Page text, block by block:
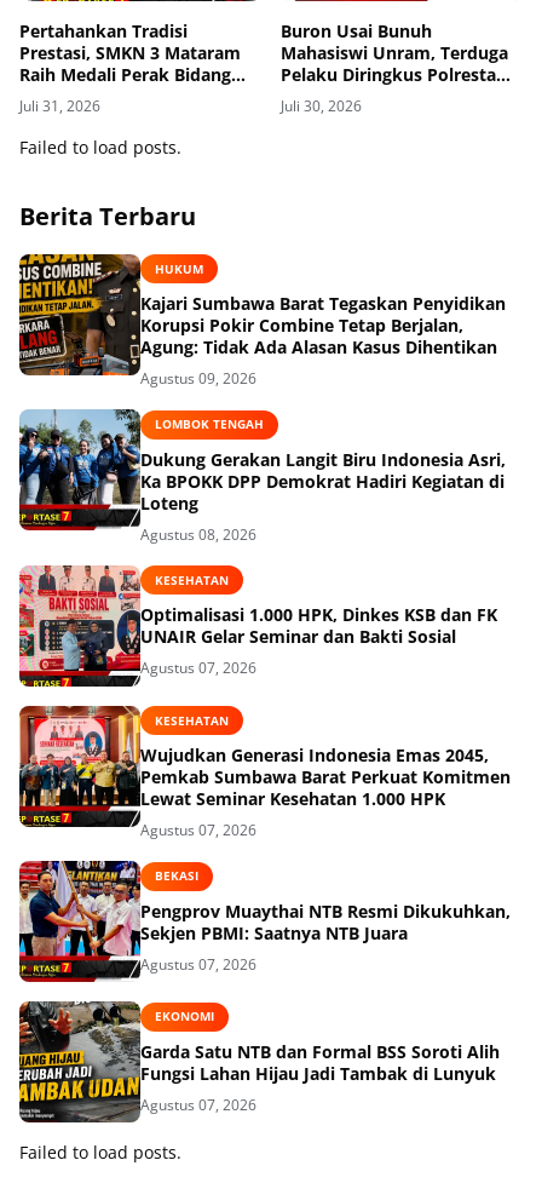
Pertahankan Tradisi
Prestasi, SMKN 3 Mataram
Raih Medali Perak Bidang
Robotics di LKS Tingkat
Provinsi 2026
Juli 31, 2026
Buron Usai Bunuh
Mahasiswi Unram, Terduga
Pelaku Diringkus Polresta
Mataram di Gomong
Juli 30, 2026
Failed to load posts.
Berita Terbaru
HUKUM
Kajari Sumbawa Barat Tegaskan Penyidikan
Korupsi Pokir Combine Tetap Berjalan,
Agung: Tidak Ada Alasan Kasus Dihentikan
Agustus 09, 2026
LOMBOK TENGAH
Dukung Gerakan Langit Biru Indonesia Asri,
Ka BPOKK DPP Demokrat Hadiri Kegiatan di
Loteng
Agustus 08, 2026
KESEHATAN
Optimalisasi 1.000 HPK, Dinkes KSB dan FK
UNAIR Gelar Seminar dan Bakti Sosial
Agustus 07, 2026
KESEHATAN
Wujudkan Generasi Indonesia Emas 2045,
Pemkab Sumbawa Barat Perkuat Komitmen
Lewat Seminar Kesehatan 1.000 HPK
Agustus 07, 2026
BEKASI
Pengprov Muaythai NTB Resmi Dikukuhkan,
Sekjen PBMI: Saatnya NTB Juara
Agustus 07, 2026
EKONOMI
Garda Satu NTB dan Formal BSS Soroti Alih
Fungsi Lahan Hijau Jadi Tambak di Lunyuk
Agustus 07, 2026
Failed to load posts.